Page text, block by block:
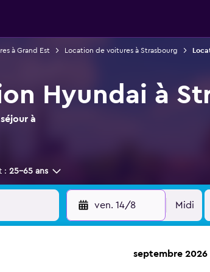
à Grand Est Location de voitures à Strasbourg
Hyundai à
à
: 25-65 ans
ven. 14/8 Midi
septembre 2026